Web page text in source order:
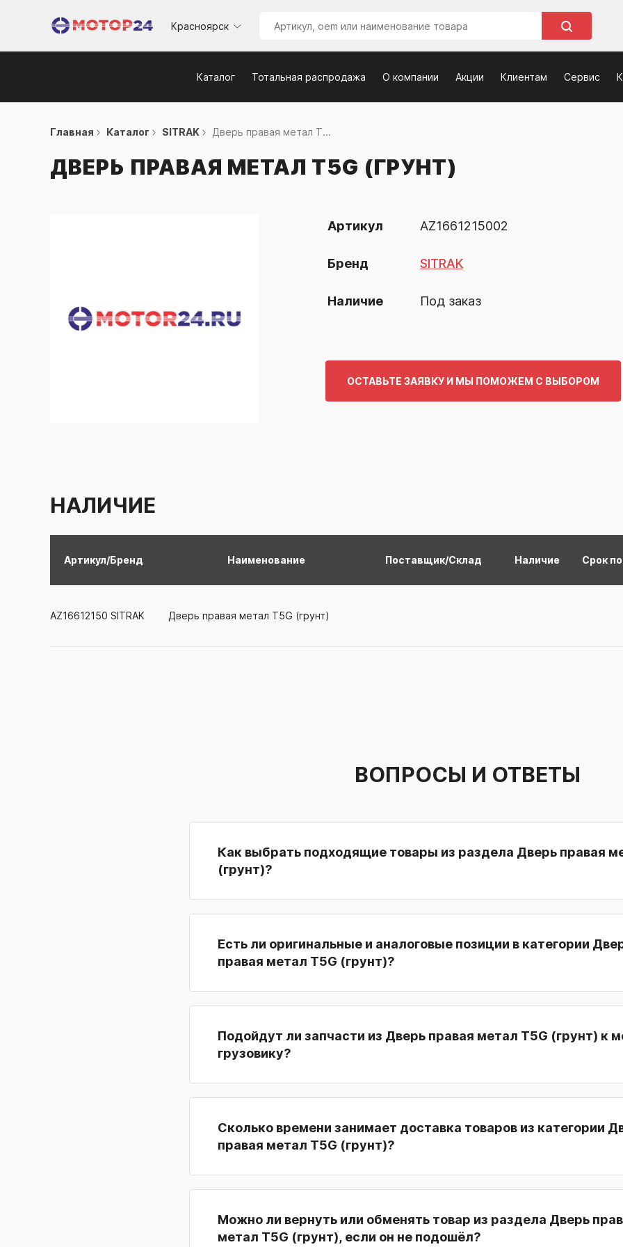
Красноярск
Каталог Тотальная распродажа О компании Акции Клиентам Сервис
Главная Каталог SITRAK Дверь правая метал T...
ДВЕРЬ ПРАВАЯ МЕТАЛ T5G (ГРУНТ)
Артикул AZ1661215002
Бренд SITRAK
Наличие Под заказ
ОСТАВЬТЕ ЗАЯВКУ И МЫ ПОМОЖЕМ С ВЫБОРОМ
НАЛИЧИЕ
Артикул/Бренд Наименование Поставщик/Склад Наличие Срок
AZ16612150 SITRAK Дверь правая метал T5G (грунт)
ВОПРОСЫ И ОТВЕТЫ
Как выбрать подходящие товары из раздела Дверь правая
(грунт)?
Есть ли оригинальные и аналоговые позиции в категории
правая метал T5G (грунт)?
Подойдут ли запчасти из Дверь правая метал T5G (грунт) к
грузовику?
Сколько времени занимает доставка товаров из категории
правая метал T5G (грунт)?
Можно ли вернуть или обменять товар из раздела Дверь
метал T5G (грунт), если он не подошёл?